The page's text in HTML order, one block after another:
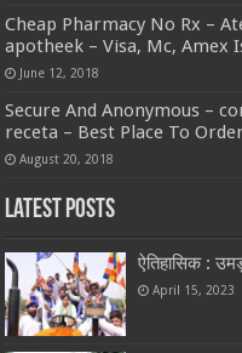
Cheap Pharmacy No Rx –
apotheek – Visa, Mc, Amex
June 12, 2018
Secure And Anonymous –
receta – Best Place To
August 20, 2018
Latest Posts
ऐतिहासिक :
April 15, 2023